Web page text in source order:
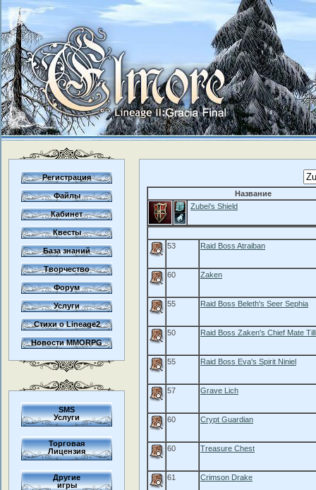
Регистрация
Файлы
Кабинет
Квесты
База знаний
Творчество
Форум
Услуги
Стихи о Lineage2
Новости MMORPG
SMS
Услуги
Торговая
Лицензия
Другие
игры
Название
Zubei's Shield
53 Raid Boss Atraiban
60 Zaken
55 Raid Boss Beleth's Seer Sephia
50 Raid Boss Zaken's Chief Mate
55 Raid Boss Eva's Spirit Niniel
57 Grave Lich
60 Crypt Guardian
60 Treasure Chest
61 Crimson Drake